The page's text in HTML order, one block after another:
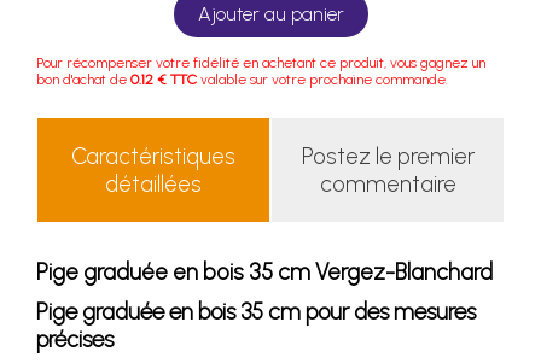
Ajouter au panier
Pour récompenser votre fidélité en achetant ce produit, vous gagnez un
bon d'achat de 0.12 € TTC valable sur votre prochaine commande.
Caractéristiques
détaillées
Postez le premier
commentaire
Pige graduée en bois 35 cm Vergez-Blanchard
Pige graduée en bois 35 cm pour des mesures
précises